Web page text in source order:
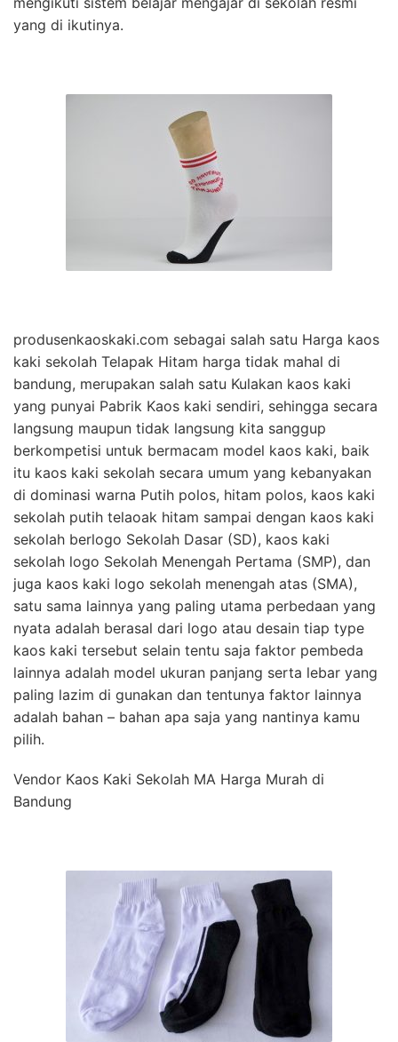
yang di ikutinya.
produsenkaoskaki.com sebagai salah satu Harga kaos
kaki sekolah Telapak Hitam harga tidak mahal di
bandung, merupakan salah satu Kulakan kaos kaki
yang punyai Pabrik Kaos kaki sendiri, sehingga secara
langsung maupun tidak langsung kita sanggup
berkompetisi untuk bermacam model kaos kaki, baik
itu kaos kaki sekolah secara umum yang kebanyakan
di dominasi warna Putih polos, hitam polos, kaos kaki
sekolah putih telaoak hitam sampai dengan kaos kaki
sekolah berlogo Sekolah Dasar (SD), kaos kaki
sekolah logo Sekolah Menengah Pertama (SMP), dan
juga kaos kaki logo sekolah menengah atas (SMA),
satu sama lainnya yang paling utama perbedaan yang
nyata adalah berasal dari logo atau desain tiap type
kaos kaki tersebut selain tentu saja faktor pembeda
lainnya adalah model ukuran panjang serta lebar yang
paling lazim di gunakan dan tentunya faktor lainnya
adalah bahan – bahan apa saja yang nantinya kamu
pilih.
Vendor Kaos Kaki Sekolah MA Harga Murah di
Bandung